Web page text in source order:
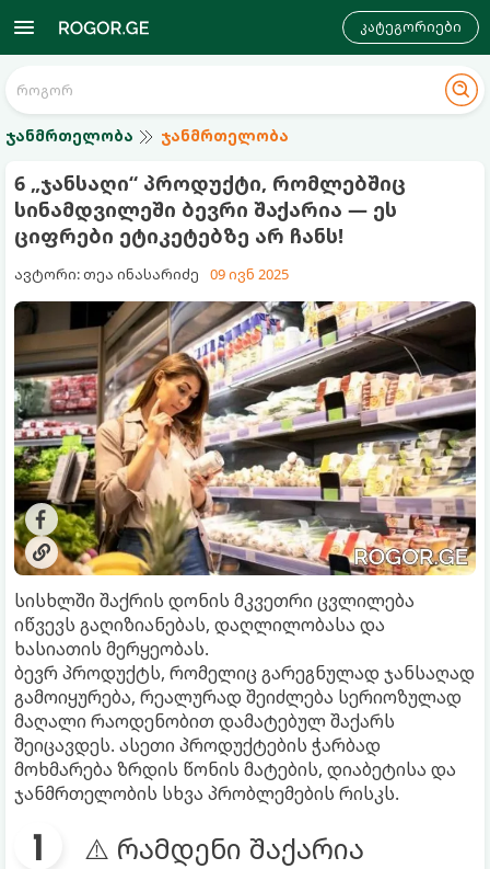
კატეგორიები
ჯანმრთელობა ჯანმრთელობა
6 „ჯანსაღი“ პროდუქტი, რომლებშიც
სინამდვილეში ბევრი შაქარია — ეს
ციფრები ეტიკეტებზე არ ჩანს!
ავტორი: თეა ინასარიძე 09 ივნ 2025
სისხლში შაქრის დონის მკვეთრი ცვლილება
იწვევს გაღიზიანებას, დაღლილობასა და
ხასიათის მერყეობას.
ბევრ პროდუქტს, რომელიც გარეგნულად ჯანსაღად
გამოიყურება, რეალურად შეიძლება სერიოზულად
მაღალი რაოდენობით დამატებულ შაქარს
შეიცავდეს. ასეთი პროდუქტების ჭარბად
მოხმარება ზრდის წონის მატების, დიაბეტისა და
ჯანმრთელობის სხვა პრობლემების რისკს.
⚠️ რამდენი შაქარია